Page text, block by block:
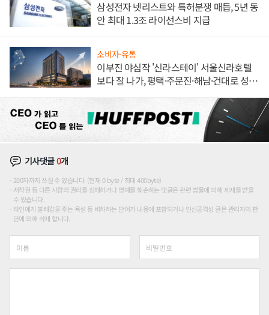
삼성전자 넷리스트와 특허분쟁 매듭, 5년 동
안 최대 1.3조 라이선스비 지급
소비자·유통
이부진 야심작 '신라스테이' 서울신라호텔
보다 잘 나가, 평택·주문진·해남·건대로 성
기사댓글0개
200자까지 쓰실 수 있습니다. (현재 0 byte / 최대 400byte)
저작권 등 다른 사람의 권리를 침해하거나 명예를 훼손하는 댓글은 관련 법률에 의해 제재를 받을
수 있습니다.
타인에게 불쾌감을 주는 욕설 등 비하하는 단어가 내용에 포함되거나 인신공격성 글은 관리자의 판
단에 의해 삭제 합니다.